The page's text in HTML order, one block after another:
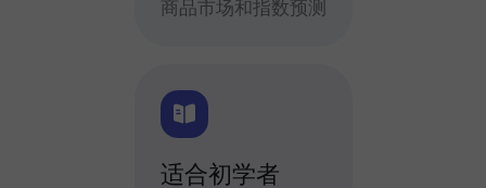
商品市场和指数预测
适合初学者